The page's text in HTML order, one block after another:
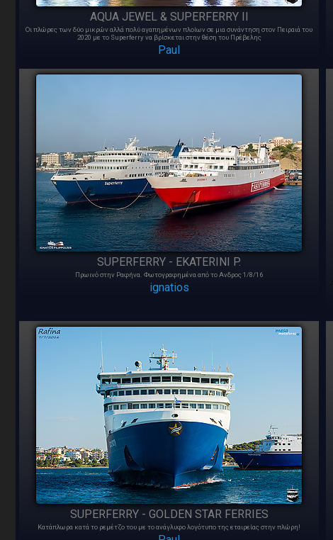
AQUA JEWEL & SUPERFERRY II
Οι πλώρες των δύο μικρών αλλά πολύ αγαπημένων πλοίων σε μια συνάντηση στον Πειραιά του
2020 με το Superferry να βρίσκεται στην θέση του Πρέβελης
Paul
SUPERFERRY - EKATERINI P.
Πρωινό στην Ραφήνα. Φωτογραφημένα από το Ανδρος 1/8/16
ignatios
SUPERFERRY - GOLDEN STAR FERRIES
Κατάπλωρα κατά το ρεμέτζο του με το ανάγλυφο λογότυπο της εταιρείας στην πλώρη!